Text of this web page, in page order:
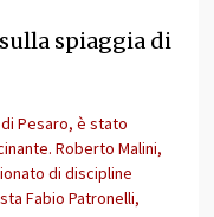
spiaggia di
Pesaro, è stato
Roberto Malini,
di discipline
Fabio Patronelli,